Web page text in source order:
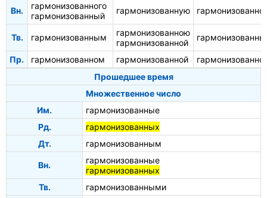
Вн.
гармонизованного
гармонизованный
гармонизованную
Тв. гармонизованным
гармонизованною
гармонизованной
Пр. гармонизованном гармонизованной
Прошедшее время
Множественное число
Им.
гармонизованные
Рд.
гармонизованных
Дт.
гармонизованным
Вн.
гармонизованные
гармонизованных
Тв.
гармонизованными